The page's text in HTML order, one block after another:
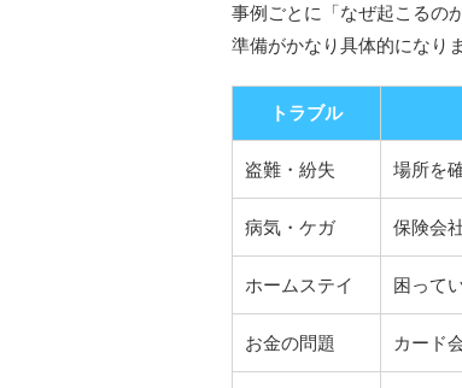
事例ごとに「なぜ起こるの
準備がかなり具体的になりま
トラブル
盗難・紛失 場所を
病気・ケガ 保険会
ホームステイ 困って
お金の問題 カード